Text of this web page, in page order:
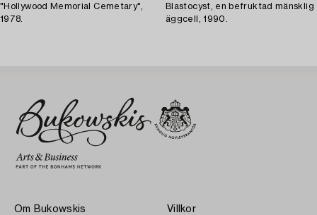
"Hollywood Memorial Cemetary",
1978.
Blastocyst, en befruktad mänsklig
äggcell, 1990.
Om Bukowskis Villkor